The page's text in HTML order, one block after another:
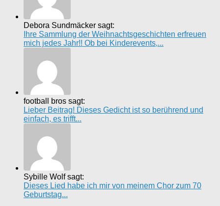
Debora Sundmäcker sagt:
Ihre Sammlung der Weihnachtsgeschichten erfreuen
mich jedes Jahr!! Ob bei Kinderevents,...
football bros sagt:
Lieber Beitrag! Dieses Gedicht ist so berührend und
einfach, es trifft...
Sybille Wolf sagt:
Dieses Lied habe ich mir von meinem Chor zum 70
Geburtstag...